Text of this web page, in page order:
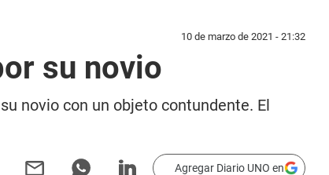
10 de marzo de 2021 - 21:32
su novio
novio con un objeto contundente. El
Agregar Diario UNO en